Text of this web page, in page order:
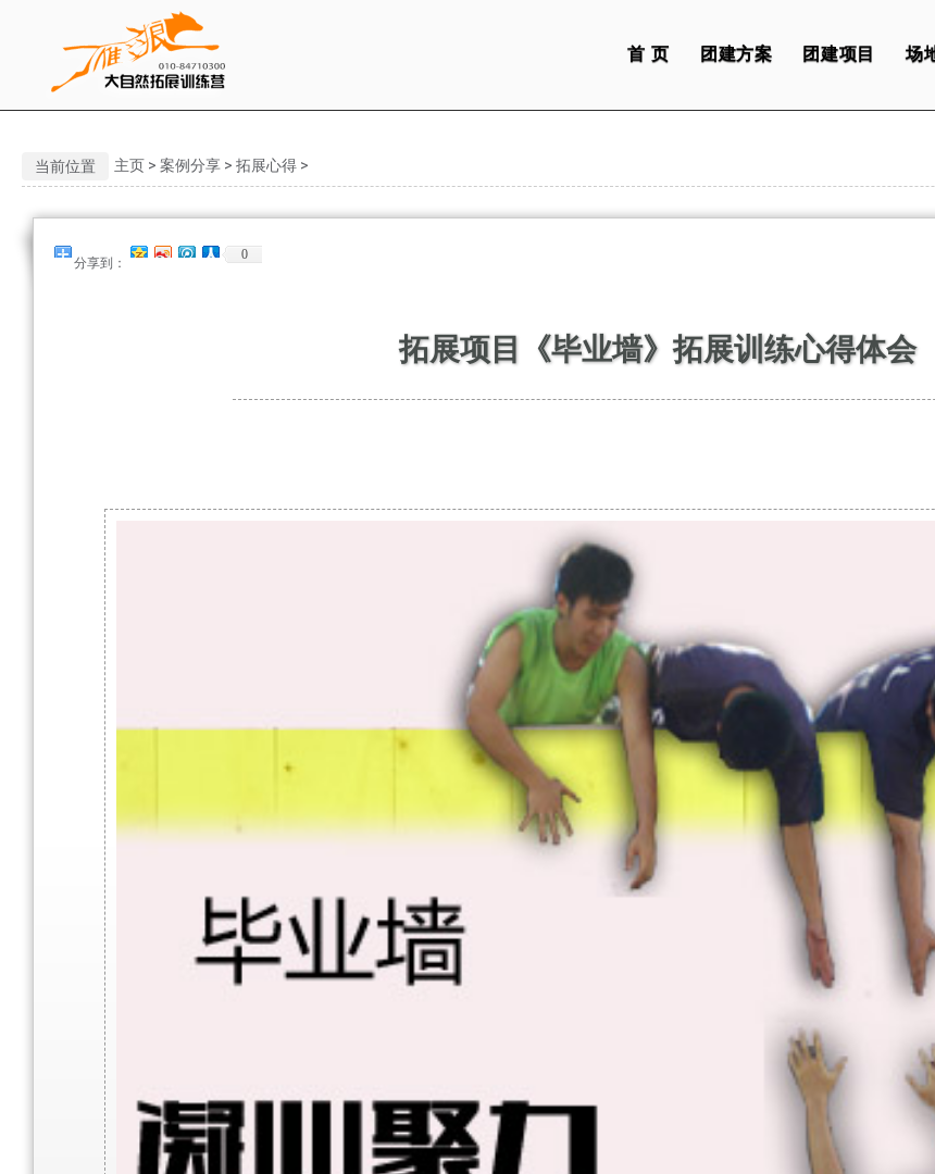
首 页 团建方案 团建项目 场
当前位置 主页 > 案例分享 > 拓展心得 >
分享到：
0
拓展项目《毕业墙》拓展训练心得体会